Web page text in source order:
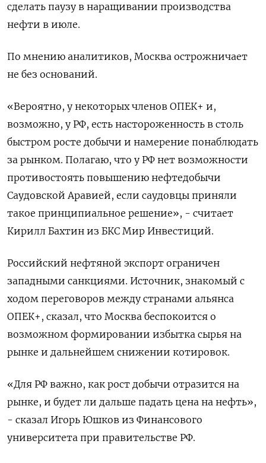
сделать паузу в наращивании производства
нефти в июле.
По мнению аналитиков, Москва острожничает
не без оснований.
«Вероятно, у некоторых членов ОПЕК+ и,
возможно, у РФ, есть настороженность в столь
быстром росте добычи и намерение понаблюдать
за рынком. Полагаю, что у РФ нет возможности
противостоять повышению нефтедобычи
Саудовской Аравией, если саудовцы приняли
такое принципиальное решение», - считает
Кирилл Бахтин из БКС Мир Инвестиций.
Российский нефтяной экспорт ограничен
западными санкциями. Источник, знакомый с
ходом переговоров между странами альянса
ОПЕК+, сказал, что Москва беспокоится о
возможном формировании избытка сырья на
рынке и дальнейшем снижении котировок.
«Для РФ важно, как рост добычи отразится на
рынке, и будет ли дальше падать цена на нефть»,
- сказал Игорь Юшков из Финансового
университета при правительстве РФ.